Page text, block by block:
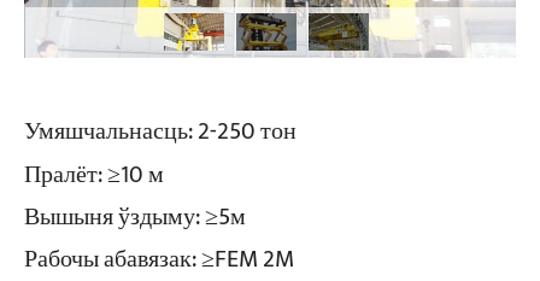
Умяшчальнасць: 2-250 тон
Пралёт: ≥10 м
Вышыня ўздыму: ≥5м
Рабочы абавязак: ≥FEM 2M